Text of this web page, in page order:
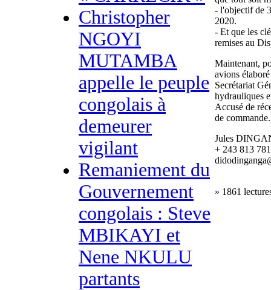
Christopher
NGOYI
MUTAMBA
appelle le peuple
congolais à
demeurer
vigilant
Remaniement du
Gouvernement
congolais : Steve
MBIKAYI et
Nene NKULU
partants
- l'objectif de
2020.
- Et que les
remises au
Maintenant,
avions
Secrétariat
hydrauliques
Accusé de
de commande.
Jules
+ 243 813
» 1861